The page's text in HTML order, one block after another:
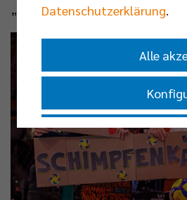
„Block B“ ist ihrer.
Datenschutzerklärung.
Alle
Nur essenzielle
Impressum|